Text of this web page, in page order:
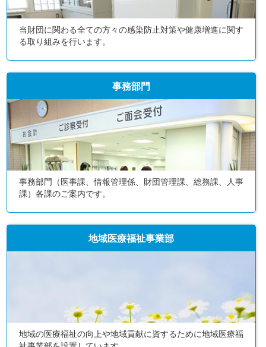
当財団に関わる全ての方々の感染防止対策や健康増進に関す
る取り組みを行います。
事務部門
事務部門（医事課、情報管理係、財団管理課、総務課、人事
課）各課のご案内です。
地域医療福祉事業部
地域の医療福祉の向上や地域貢献に資するために地域医療福